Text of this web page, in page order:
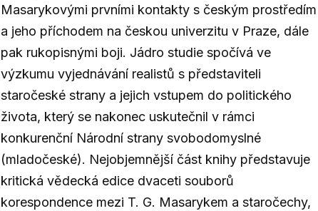
Masarykovými prvními kontakty s českým prostředím
a jeho příchodem na českou univerzitu v Praze, dále
pak rukopisnými boji. Jádro studie spočívá ve
výzkumu vyjednávání realistů s představiteli
staročeské strany a jejich vstupem do politického
života, který se nakonec uskutečnil v rámci
konkurenční Národní strany svobodomyslné
(mladočeské). Nejobjemnější část knihy představuje
kritická vědecká edice dvaceti souborů
korespondence mezi T. G. Masarykem a staročechy,